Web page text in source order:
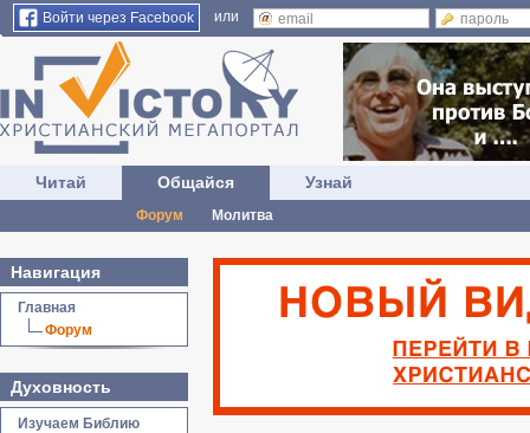
Войти через Facebook или
Читай Общайся
Форум Молитва
Узнай
Навигация
Главная
Форум
Духовность
Изучаем Библию